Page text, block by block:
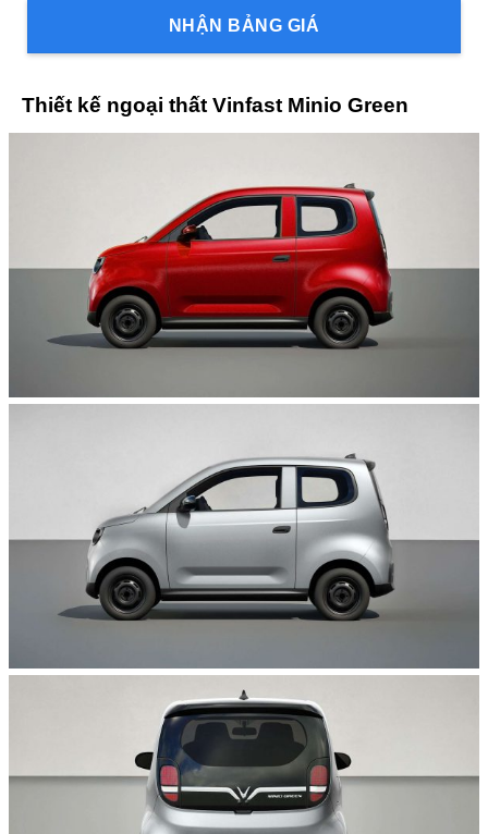
Thiết kế ngoại thất Vinfast Minio Green